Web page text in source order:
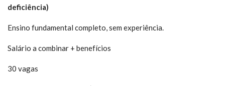
deficiência)
Ensino fundamental completo, sem experiência.
Salário a combinar + benefícios
30 vagas